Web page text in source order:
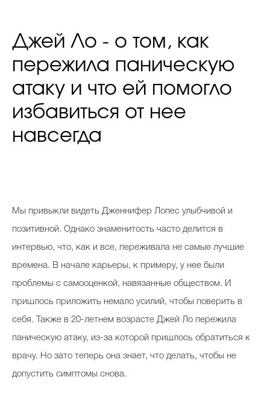
Джей Ло - о том, как
пережила паническую
атаку и что ей помогло
избавиться от нее
навсегда
Мы привыкли видеть Дженнифер Лопес улыбчивой и
позитивной. Однако знаменитость часто делится в
интервью, что, как и все, переживала не самые лучшие
времена. В начале карьеры, к примеру, у нее были
проблемы с самооценкой, навязанные обществом. И
пришлось приложить немало усилий, чтобы поверить в
себя. Также в 20-летнем возрасте Джей Ло пережила
паническую атаку, из-за которой пришлось обратиться к
врачу. Но зато теперь она знает, что делать, чтобы не
допустить симптомы снова.